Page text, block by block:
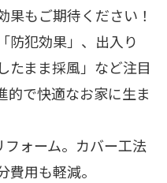
果もご期待ください！
防犯効果」、出入り
たまま採風」など注目
的で快適なお家に生ま
ォーム。カバー工法
用も軽減。